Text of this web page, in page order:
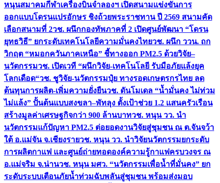
หนุนสมาคมกีฬาเครื่องบินจำลองฯ เปิดสนามแข่งขันการ
ออกแบบโดรนแปรอักษร ชิงถ้วยพระราชทาน ปี 2569 สนามคัด
เลือกสนามที่ 2วช. ผนึกกองทัพภาคที่ 2 เปิดศูนย์พัฒนา “โดรน
ยุทธวิธี” ยกระดับเทคโนโลยีความมั่นคงไทยวช. ผนึก ววน. ถก
วิกฤต “หมอกควันภาคเหนือ” ชี้ทางออก PM2.5 ด้วยวิจัย–
นวัตกรรมวช. เปิดเวที “ผนึกวิจัย-เทคโนโลยี รับมือภัยแล้งยุค
โลกเดือด“วช. ชูวิจัย-นวัตกรรมปุ๋ย ทางรอดเกษตรกรไทย ลด
ต้นทุนการผลิต-เพิ่มความยั่งยืนวช. ดันโมเดล “น้ำมั่นคง ไม่ท่วม
ไม่แล้ง” ปั้นต้นแบบสงขลา–พัทลุง ตั้งเป้าช่วย 1.2 แสนครัวเรือน
สร้างมูลค่าเศรษฐกิจกว่า 900 ล้านบาทวช. หนุน วว. นำ
นวัตกรรมแก้ปัญหา PM2.5 ต่อยอดงานวิจัยสู่ชุมชน ณ ต.จันจว้า
ใต้ อ.แม่จัน จ.เชียงรายวช. หนุน วว. นำวิจัยนวัตกรรมยกระดับ
การผลิตกาแฟ และศูนย์ถ่ายทอดองค์ความรู้กาแฟครบวงจร ณ
อ.แม่จริม จ.น่านวช. หนุน มศว. “นวัตกรรมเพื่อน้ำที่มั่นคง” ยก
ระดับระบบเตือนภัยน้ำท่วมฉับพลันสู่ชุมชน พร้อมส่งมอบ